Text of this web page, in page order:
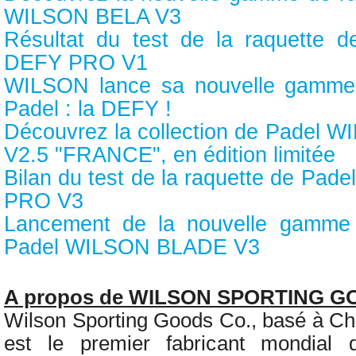
WILSON BELA V3
Résultat du test de la raquette
DEFY PRO V1
WILSON lance sa nouvelle
Padel : la DEFY !
Découvrez la collection de Padel
V2.5 "FRANCE", en édition limitée
Bilan du test de la raquette de
PRO V3
Lancement de la nouvelle
Padel WILSON BLADE V3
A propos de WILSON SPORTING
Wilson Sporting Goods Co., basé à
est le premier fabricant mondial